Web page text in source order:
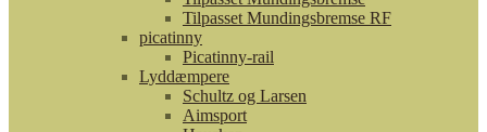
Tilpasset Mundingsbremse RF
picatinny
Picatinny-rail
Lyddæmpere
Schultz og Larsen
Aimsport